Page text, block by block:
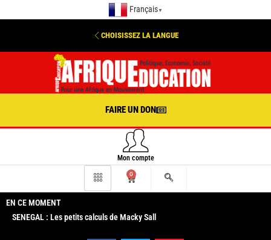
Français ▼
CHOISISSEZ LA LANGUE
FAIRE UN DON
Mon compte
0
EN CE MOMENT
SENEGAL : Les petits calculs de Macky Sall